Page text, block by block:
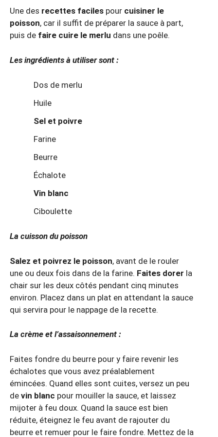
Une des recettes faciles pour cuisiner le
poisson, car il suffit de préparer la sauce à part,
puis de faire cuire le merlu dans une poêle.
Les ingrédients à utiliser sont :
Dos de merlu
Huile
Sel et poivre
Farine
Beurre
Échalote
Vin blanc
Ciboulette
La cuisson du poisson
Salez et poivrez le poisson, avant de le rouler
une ou deux fois dans de la farine. Faites dorer la
chair sur les deux côtés pendant cinq minutes
environ. Placez dans un plat en attendant la sauce
qui servira pour le nappage de la recette.
La crème et l’assaisonnement :
Faites fondre du beurre pour y faire revenir les
échalotes que vous avez préalablement
émincées. Quand elles sont cuites, versez un peu
de vin blanc pour mouiller la sauce, et laissez
mijoter à feu doux. Quand la sauce est bien
réduite, éteignez le feu avant de rajouter du
beurre et remuer pour le faire fondre. Mettez de la